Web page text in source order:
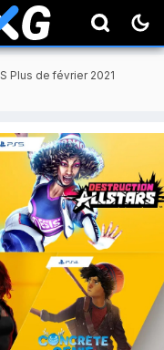
Plus de février 2021